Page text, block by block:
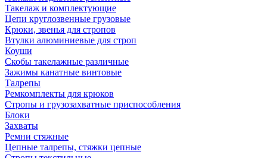
Такелаж и комплектующие
Цепи круглозвенные грузовые
Крюки, звенья для стропов
Втулки алюминиевые для строп
Коуши
Скобы такелажные различные
Зажимы канатные винтовые
Талрепы
Ремкомплекты для крюков
Стропы и грузозахватные приспособления
Блоки
Захваты
Ремни стяжные
Цепные талрепы, стяжки цепные